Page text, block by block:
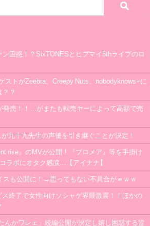
ン困惑！？SixTONESとヒプマイ5thライブのロ
ストがZeebra、Creepy Nuts、nobodyknows+に
？？
発売！！…がまたも転売ヤーによって高額で売
九十九先生の声優を引き継ぐことが決定！
rise』のMVが公開！『プロメア』等を手掛け
ラボにオタク感涙…【アイナナ】
スも公開に！→思ってもない不具合がｗｗｗ
終了で女性向けソシャゲ界隈激震！！ほかの
んかワレェ」続編公開が決定し嬉し困惑する皆